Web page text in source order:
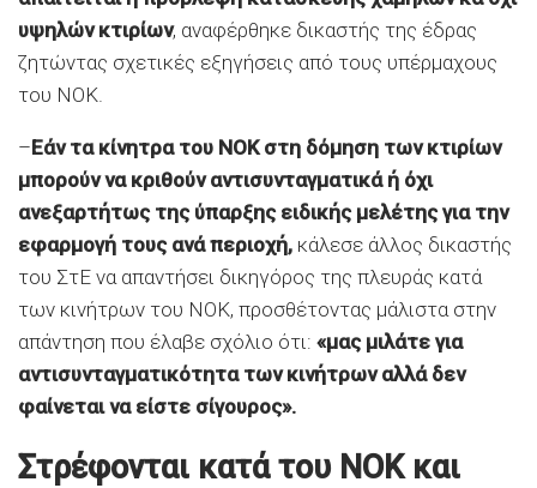
υψηλών κτιρίων, αναφέρθηκε δικαστής της έδρας
ζητώντας σχετικές εξηγήσεις από τους υπέρμαχους
του ΝΟΚ.
–Εάν τα κίνητρα του ΝΟΚ στη δόμηση των κτιρίων
μπορούν να κριθούν αντισυνταγματικά ή όχι
ανεξαρτήτως της ύπαρξης ειδικής μελέτης για την
εφαρμογή τους ανά περιοχή, κάλεσε άλλος δικαστής
του ΣτΕ να απαντήσει δικηγόρος της πλευράς κατά
των κινήτρων του ΝΟΚ, προσθέτοντας μάλιστα στην
απάντηση που έλαβε σχόλιο ότι: «μας μιλάτε για
αντισυνταγματικότητα των κινήτρων αλλά δεν
φαίνεται να είστε σίγουρος».
Στρέφονται κατά του ΝΟΚ και